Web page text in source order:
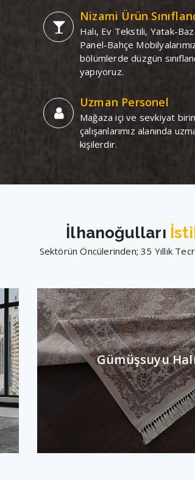
Nizami Ürün
Halı, Ev Tekstili, Yatak-
Panel-Bahçe
bölümlerde düzgün
yapıyoruz.
Uzman Personel
Mağaza içi ve sevkiyat
çalışanlarımız alanında
kişilerdir.
İlhanoğulları
Sektörün Öncülerinden; 35 Yıllık
Gümüşsuyu